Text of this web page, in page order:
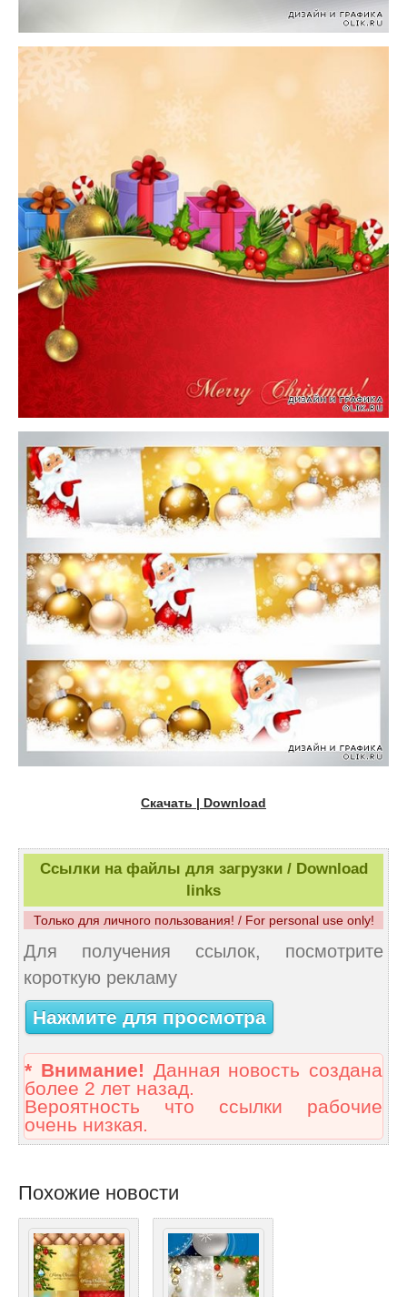
Скачать | Download
Ссылки на файлы для загрузки / Download
links
Только для личного пользования! / For personal use only!
Для получения ссылок, посмотрите
короткую рекламу
Нажмите для просмотра
* Внимание! Данная новость создана
более 2 лет назад.
Вероятность что ссылки рабочие
очень низкая.
Похожие новости